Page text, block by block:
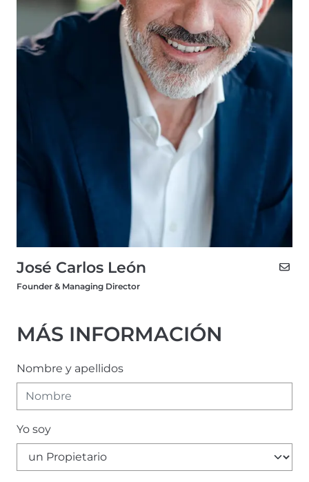
José Carlos León
Founder & Managing Director
MÁS INFORMACIÓN
Nombre y apellidos
Yo soy